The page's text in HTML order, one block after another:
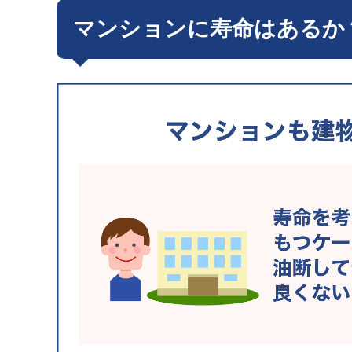
マンションに寿命はあるか